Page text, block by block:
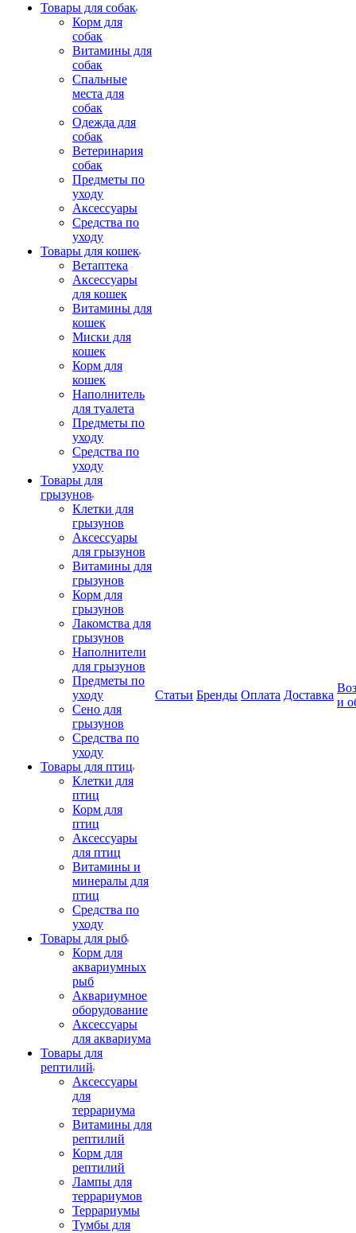
Товары для собак
Корм для
собак
Витамины для
собак
Спальные
места для
собак
Одежда для
собак
Ветеринария
собак
Предметы по
уходу
Аксессуары
Средства по
уходу
Товары для кошек
Ветаптека
Аксессуары
для кошек
Витамины для
кошек
Миски для
кошек
Корм для
кошек
Наполнитель
для туалета
Предметы по
уходу
Средства по
уходу
Товары для
грызунов
Клетки для
грызунов
Аксессуары
для грызунов
Витамины для
грызунов
Корм для
грызунов
Лакомства для
грызунов
Наполнители
для грызунов
Предметы по
уходу
Сено для
грызунов
Средства по
уходу
Товары для птиц
Клетки для
птиц
Корм для
птиц
Аксессуары
для птиц
Витамины и
минералы для
птиц
Средства по
уходу
Товары для рыб
Корм для
аквариумных
рыб
Аквариумное
оборудование
Аксессуары
для аквариума
Товары для
рептилий
Аксессуары
для
террариума
Витамины для
рептилий
Корм для
рептилий
Лампы для
террариумов
Террариумы
Тумбы для
Статьи Бренды Оплата Доставка
и